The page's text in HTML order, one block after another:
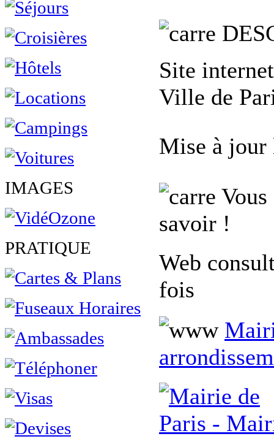
IMAGES
PRATIQUE
Site
Ville de
Mise à jour
savoir !
Web
fois